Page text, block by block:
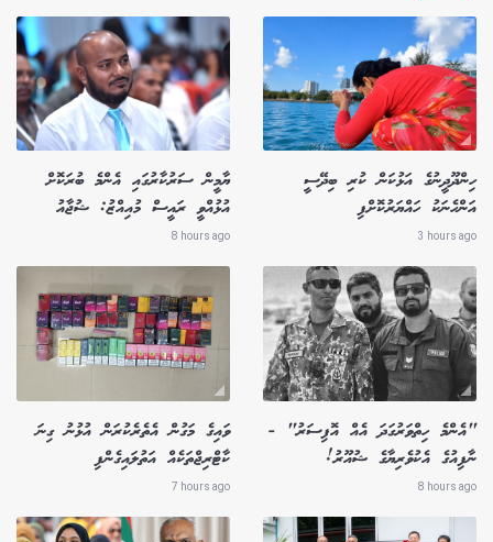
ހިންދޫދީނުގެ އަޅުކަން ކުރި ބިދޭސީ
އަންހެނަކު ހައްޔަރުކޮށްފި
3 hours ago
ޔާމީން ސަރުކާރުގައި އެންމެ ބުރަކޮށް
އުޅުއްވީ ރައީސް މުއިއްޒު: ޝުޖާއު
8 hours ago
"އެންމެ ހިތްވަރުގަދަ އެއް އޮފިސަރު" -
ނާފިއުގެ އެކުވެރިޔާގެ ޝުއޫރު!
8 hours ago
ވައިގެ މަގުން އެތެރެކުރަން އުޅުނު ގިނަ
ކާޓްރިޖްތަކެއް އަތުލައިގެންފި
7 hours ago